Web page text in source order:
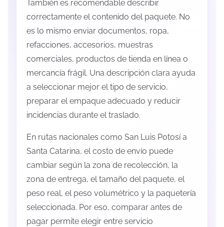
También es recomendable describir
correctamente el contenido del paquete. No
es lo mismo enviar documentos, ropa,
refacciones, accesorios, muestras
comerciales, productos de tienda en línea o
mercancía frágil. Una descripción clara ayuda
a seleccionar mejor el tipo de servicio,
preparar el empaque adecuado y reducir
incidencias durante el traslado.
En rutas nacionales como San Luis Potosí a
Santa Catarina, el costo de envío puede
cambiar según la zona de recolección, la
zona de entrega, el tamaño del paquete, el
peso real, el peso volumétrico y la paquetería
seleccionada. Por eso, comparar antes de
pagar permite elegir entre servicio